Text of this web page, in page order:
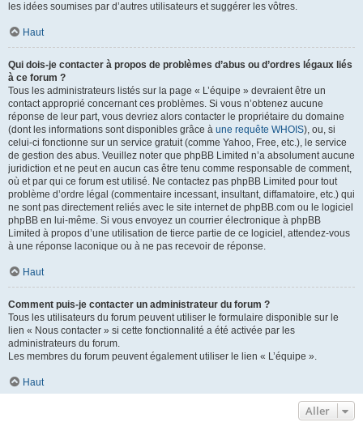
les idées soumises par d’autres utilisateurs et suggérer les vôtres.
Haut
Qui dois-je contacter à propos de problèmes d’abus ou d’ordres légaux liés
à ce forum ?
Tous les administrateurs listés sur la page « L’équipe » devraient être un
contact approprié concernant ces problèmes. Si vous n’obtenez aucune
réponse de leur part, vous devriez alors contacter le propriétaire du domaine
(dont les informations sont disponibles grâce à une requête WHOIS), ou, si
celui-ci fonctionne sur un service gratuit (comme Yahoo, Free, etc.), le service
de gestion des abus. Veuillez noter que phpBB Limited n’a absolument aucune
juridiction et ne peut en aucun cas être tenu comme responsable de comment,
où et par qui ce forum est utilisé. Ne contactez pas phpBB Limited pour tout
problème d’ordre légal (commentaire incessant, insultant, diffamatoire, etc.) qui
ne sont pas directement reliés avec le site internet de phpBB.com ou le logiciel
phpBB en lui-même. Si vous envoyez un courrier électronique à phpBB
Limited à propos d’une utilisation de tierce partie de ce logiciel, attendez-vous
à une réponse laconique ou à ne pas recevoir de réponse.
Haut
Comment puis-je contacter un administrateur du forum ?
Tous les utilisateurs du forum peuvent utiliser le formulaire disponible sur le
lien « Nous contacter » si cette fonctionnalité a été activée par les
administrateurs du forum.
Les membres du forum peuvent également utiliser le lien « L’équipe ».
Haut
Aller